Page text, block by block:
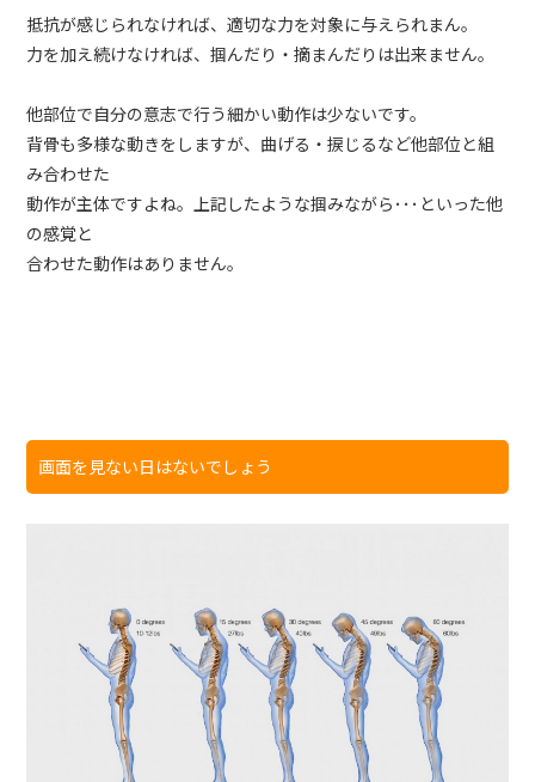
抵抗が感じられなければ、適切な力を対象に与えられまん。
力を加え続けなければ、掴んだり・摘まんだりは出来ません。
他部位で自分の意志で行う細かい動作は少ないです。
背骨も多様な動きをしますが、曲げる・捩じるなど他部位と組
み合わせた
動作が主体ですよね。上記したような掴みながら･･･といった他
の感覚と
合わせた動作はありません。
画面を見ない日はないでしょう